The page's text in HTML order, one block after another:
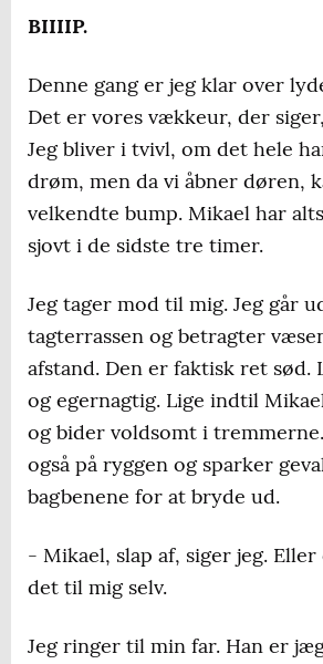
BIIIIP.
Denne gang er jeg klar over
Det er vores vækkeur, der
Jeg bliver i tvivl, om det hele
drøm, men da vi åbner døren,
velkendte bump. Mikael har
sjovt i de sidste tre timer.
Jeg tager mod til mig. Jeg går
tagterrassen og betragter
afstand. Den er faktisk ret sød.
og egernagtig. Lige indtil
og bider voldsomt i
også på ryggen og sparker
bagbenene for at bryde ud.
- Mikael, slap af, siger jeg. Eller
det til mig selv.
Jeg ringer til min far. Han er